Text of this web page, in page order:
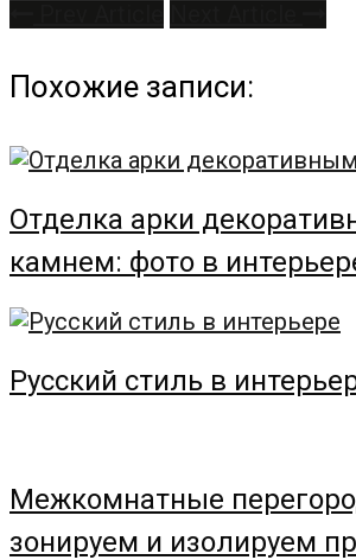
Похожие записи:
Отделка арки
камнем: фото в
Русский стиль в
Межкомнатные
зонируем и изолируем